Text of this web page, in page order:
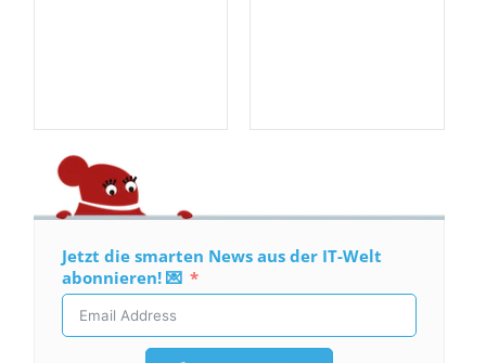
Jetzt die smarten News aus der IT-Welt
abonnieren! 💌